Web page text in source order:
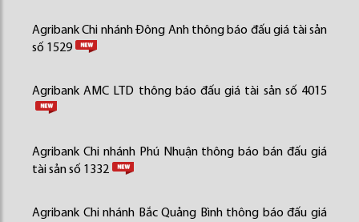
Agribank Chi nhánh Đông Anh thông báo đấu giá tài sản
số 1529
Agribank AMC LTD thông báo đấu giá tài sản số 4015
Agribank Chi nhánh Phú Nhuận thông báo bán đấu giá
tài sản số 1332
Agribank Chi nhánh Bắc Quảng Bình thông báo đấu giá